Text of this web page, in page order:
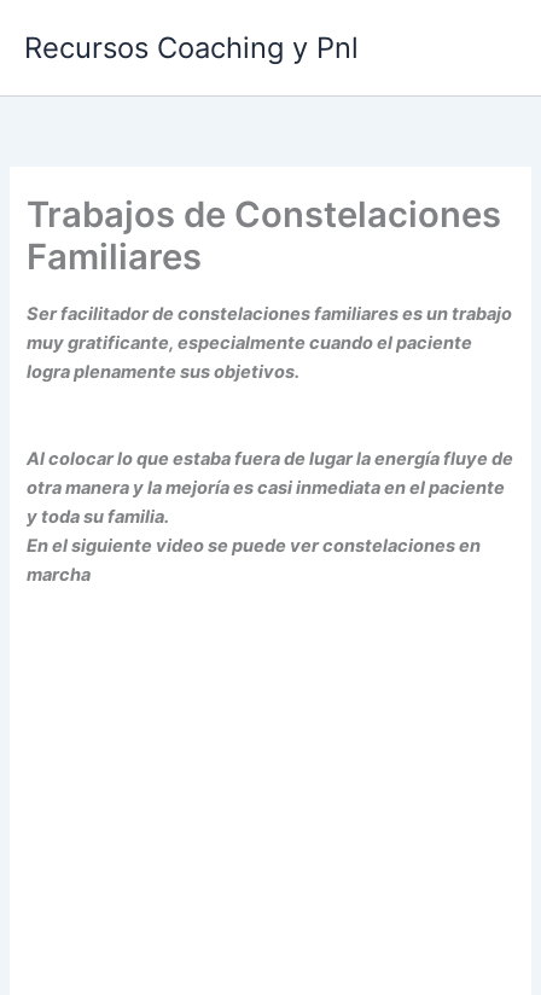
Recursos Coaching y Pnl
Trabajos de Constelaciones
Familiares
Ser facilitador de constelaciones familiares es un trabajo
muy gratificante, especialmente cuando el paciente
logra plenamente sus objetivos.
Al colocar lo que estaba fuera de lugar la energía fluye de
otra manera y la mejoría es casi inmediata en el paciente
y toda su familia.
En el siguiente video se puede ver constelaciones en
marcha